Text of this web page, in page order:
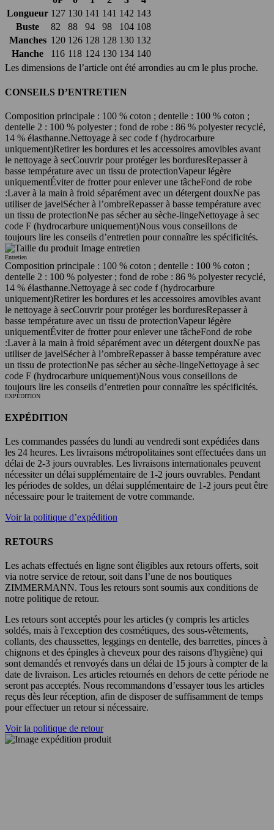
Longueur 127 130 141 141 142 143
Buste
82 88 94 98 104 108
Manches 120 126 128 128 130 132
Hanche
116 118 124 130 134 140
Les dimensions de l’article ont été arrondies au cm le plus proche.
CONSEILS D’ENTRETIEN
Composition principale : 100 % coton ; dentelle : 100 % coton ;
dentelle 2 : 100 % polyester ; fond de robe : 86 % polyester recyclé,
14 % élasthanne.Nettoyage à sec code f (hydrocarbure
uniquement)Retirer les bordures et les accessoires amovibles avant
le nettoyage à secCouvrir pour protéger les borduresRepasser à
basse température avec un tissu de protectionVapeur légère
uniquementÉviter de frotter pour enlever une tâcheFond de robe
:Laver à la main à froid séparément avec un détergent douxNe pas
utiliser de javelSécher à l’ombreRepasser à basse température avec
un tissu de protectionNe pas sécher au sèche-lingeNettoyage à sec
code F (hydrocarbure uniquement)Nous vous conseillons de
toujours lire les conseils d’entretien pour connaître les spécificités.
Entretien
Composition principale : 100 % coton ; dentelle : 100 % coton ;
dentelle 2 : 100 % polyester ; fond de robe : 86 % polyester recyclé,
14 % élasthanne.Nettoyage à sec code f (hydrocarbure
uniquement)Retirer les bordures et les accessoires amovibles avant
le nettoyage à secCouvrir pour protéger les borduresRepasser à
basse température avec un tissu de protectionVapeur légère
uniquementÉviter de frotter pour enlever une tâcheFond de robe
:Laver à la main à froid séparément avec un détergent douxNe pas
utiliser de javelSécher à l’ombreRepasser à basse température avec
un tissu de protectionNe pas sécher au sèche-lingeNettoyage à sec
code F (hydrocarbure uniquement)Nous vous conseillons de
toujours lire les conseils d’entretien pour connaître les spécificités.
EXPÉDITION
EXPÉDITION
Les commandes passées du lundi au vendredi sont expédiées dans
les 24 heures. Les livraisons métropolitaines sont effectuées dans un
délai de 2-3 jours ouvrables. Les livraisons internationales peuvent
nécessiter un délai supplémentaire de 1-2 jours ouvrables. Pendant
les périodes de soldes, un délai supplémentaire de 1-2 jours peut être
nécessaire pour le traitement de votre commande.
Voir la politique d’expédition
RETOURS
Les achats effectués en ligne sont éligibles aux retours offerts, soit
via notre service de retour, soit dans l’une de nos boutiques
ZIMMERMANN. Tous les retours sont soumis aux conditions de
notre politique de retour.
Les retours sont acceptés pour les articles (y compris les articles
soldés, mais à l'exception des cosmétiques, des sous-vêtements,
collants, des chaussettes, leggings en dentelle, des barrettes, pinces à
chignons et des épingles à cheveux pour des raisons d'hygiène) qui
sont demandés et renvoyés dans un délai de 15 jours à compter de la
date de livraison. Les articles retournés en dehors de cette période ne
seront pas acceptés. Nous recommandons d’essayer tous les articles
reçus dès leur réception, afin de disposer de suffisamment de temps
pour effectuer un retour si nécessaire.
Voir la politique de retour